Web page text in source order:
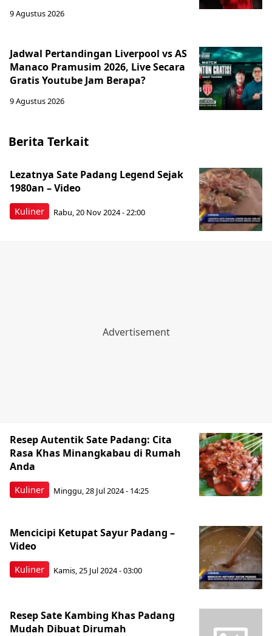
9 Agustus 2026
Jadwal Pertandingan Liverpool vs AS
Manaco Pramusim 2026, Live Secara
Gratis Youtube Jam Berapa?
9 Agustus 2026
Berita Terkait
Kuliner
Lezatnya Sate Padang Legend Sejak
1980an – Video
Rabu, 20 Nov 2024 - 22:00
Kuliner
Resep Autentik Sate Padang: Cita
Rasa Khas Minangkabau di Rumah
Anda
Minggu, 28 Jul 2024 - 14:25
Kuliner
Mencicipi Ketupat Sayur Padang –
Video
Kamis, 25 Jul 2024 - 03:00
Resep Sate Kambing Khas Padang
Mudah Dibuat Dirumah